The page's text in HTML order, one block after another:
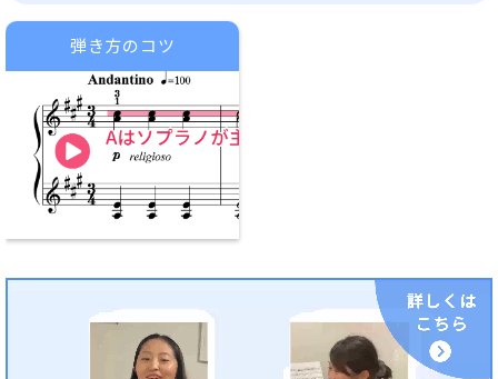
弾き方のコツ